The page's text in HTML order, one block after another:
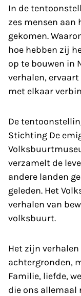
In de
zes mensen
gekomen.
hoe hebben zij
op te bouwen in
verhalen,
met elkaar
De
Stichting De
verzamelt de
andere landen
geleden. Het
verhalen van
volksbuurt.
Het zijn
achtergronden,
Familie, liefde,
die ons allemaal